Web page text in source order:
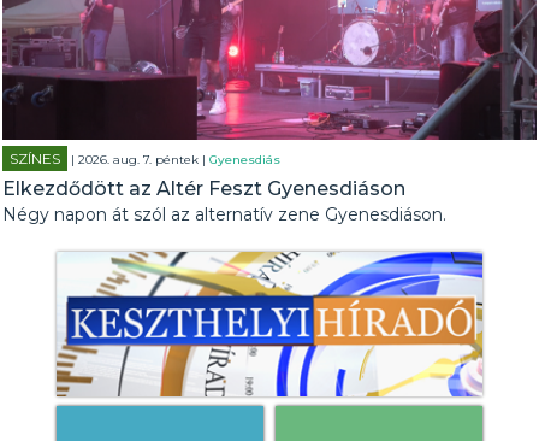
SZÍNES | 2026. aug. 7. péntek |Gyenesdiás
Elkezdődött az Altér Feszt Gyenesdiáson
Négy napon át szól az alternatív zene Gyenesdiáson.